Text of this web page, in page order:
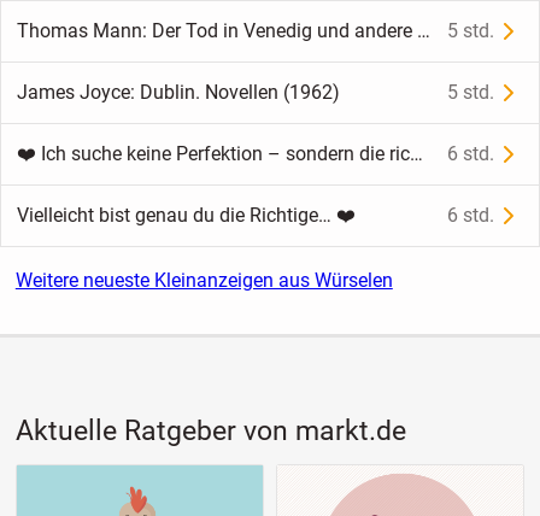
Thomas Mann: Der Tod in Venedig und andere Erzählungen (1962) 5 std.
James Joyce: Dublin. Novellen (1962) 5 std.
❤️ Ich suche keine Perfektion – sondern die richtige Frau 6 std.
Vielleicht bist genau du die Richtige… ❤️ 6 std.
Weitere neueste Kleinanzeigen aus Würselen
Aktuelle Ratgeber von markt.de